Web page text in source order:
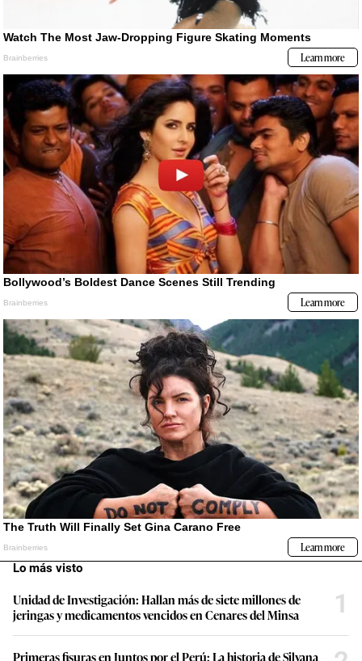
Lo más visto
Unidad de Investigación: Hallan más de siete millones de
jeringas y medicamentos vencidos en Cenares del Minsa
1
Primeras fisuras en Juntos por el Perú: La historia de Silvana